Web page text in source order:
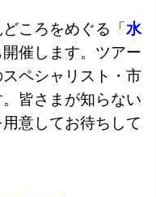
ころをめぐる「水
開催します。ツアー
ペシャリスト・市
。皆さまが知らない
意してお待ちして